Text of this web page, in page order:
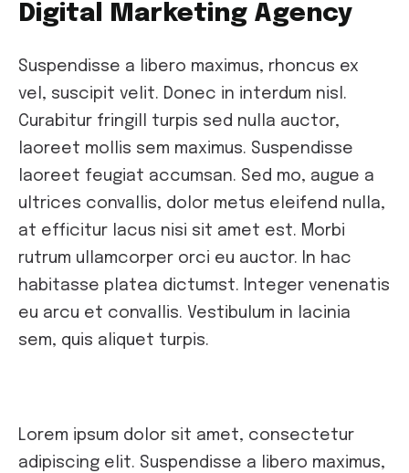
Digital Marketing Agency
Suspendisse a libero maximus, rhoncus ex
vel, suscipit velit. Donec in interdum nisl.
Curabitur fringill turpis sed nulla auctor,
laoreet mollis sem maximus. Suspendisse
laoreet feugiat accumsan. Sed mo, augue a
ultrices convallis, dolor metus eleifend nulla,
at efficitur lacus nisi sit amet est. Morbi
rutrum ullamcorper orci eu auctor. In hac
habitasse platea dictumst. Integer venenatis
eu arcu et convallis. Vestibulum in lacinia
sem, quis aliquet turpis.
Lorem ipsum dolor sit amet, consectetur
adipiscing elit. Suspendisse a libero maximus,